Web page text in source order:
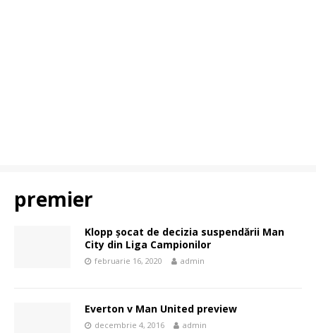
premier
Klopp șocat de decizia suspendării Man
City din Liga Campionilor
februarie 16, 2020 admin
Everton v Man United preview
decembrie 4, 2016 admin